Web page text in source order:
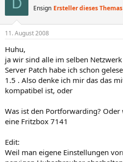
D Ensign Ersteller dieses Themas
11. August 2008
Huhu,
ja wir sind alle im selben
Server Patch habe ich schon
1.5 . Also denke ich mir das das
kompatibel ist, oder
Was ist den Portforwarding? Oder
eine Fritzbox 7141
Edit:
Weil man eigene Einstellungen